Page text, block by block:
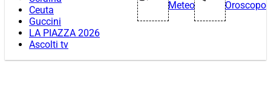
Ceuta
Guccini
LA PIAZZA 2026
Ascolti tv
Meteo Oroscopo